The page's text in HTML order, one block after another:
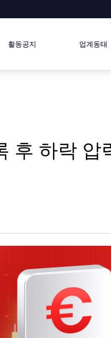
활동공지 업계동태
하락 압